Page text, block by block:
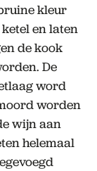
kleur
en laten
de kook
De
word
worden
wijn aan
helemaal